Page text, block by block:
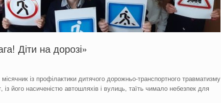
Діти на дорозі»
із профілактики дитячого дорожньо-транспортного травматизму
його насиченістю автошляхів і вулиць, таїть чимало небезпек для